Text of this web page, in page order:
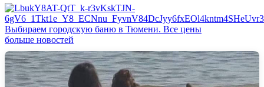
Выбираем городскую баню в Тюмени. Все цены
больше новостей